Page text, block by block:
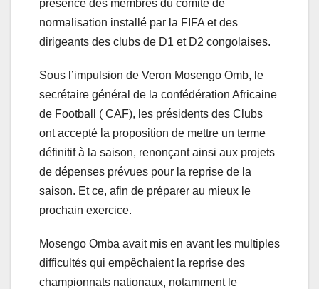
présence des membres du comité de
normalisation installé par la FIFA et des
dirigeants des clubs de D1 et D2 congolaises.
Sous l’impulsion de Veron Mosengo Omb, le
secrétaire général de la confédération Africaine
de Football ( CAF), les présidents des Clubs
ont accepté la proposition de mettre un terme
définitif à la saison, renonçant ainsi aux projets
de dépenses prévues pour la reprise de la
saison. Et ce, afin de préparer au mieux le
prochain exercice.
Mosengo Omba avait mis en avant les multiples
difficultés qui empêchaient la reprise des
championnats nationaux, notamment le